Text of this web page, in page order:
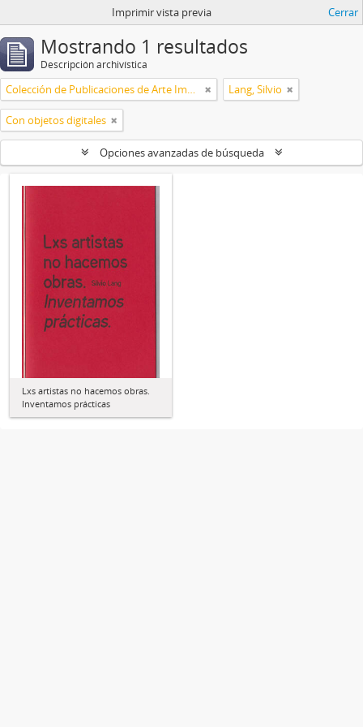
Imprimir vista previa Cerrar
Mostrando 1 resultados
Descripción archivística
Colección de Publicaciones de Arte Impreso Lang, Silvio
Con objetos digitales
Opciones avanzadas de búsqueda
Lxs artistas no hacemos obras.
Inventamos prácticas